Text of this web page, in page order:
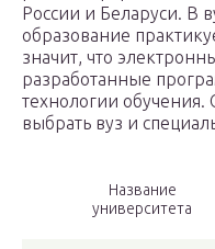
России и Беларуси. В
образование
значит, что
разработанные
технологии обучения.
выбрать вуз и
Название
университета